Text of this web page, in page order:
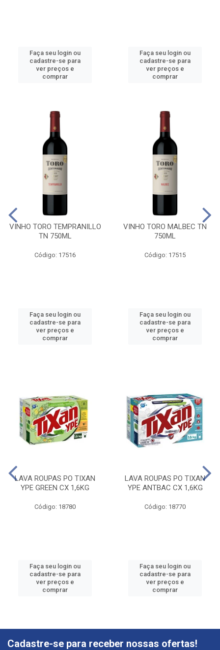
Faça seu login ou
cadastre-se para
ver preços e
comprar
Faça seu login ou
cadastre-se para
ver preços e
comprar
VINHO TORO TEMPRANILLO
TN 750ML
Código: 17516
Faça seu login ou
cadastre-se para
ver preços e
comprar
VINHO TORO MALBEC TN
750ML
Código: 17515
Faça seu login ou
cadastre-se para
ver preços e
comprar
LAVA ROUPAS PO TIXAN
YPE GREEN CX 1,6KG
Código: 18780
Faça seu login ou
cadastre-se para
ver preços e
comprar
LAVA ROUPAS PO TIXAN
YPE ANTBAC CX 1,6KG
Código: 18770
Faça seu login ou
cadastre-se para
ver preços e
comprar
Cadastre-se para receber nossas ofertas!